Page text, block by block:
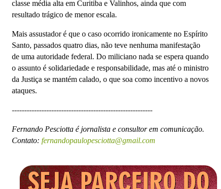
classe média alta em Curitiba e Valinhos, ainda que com
resultado trágico de menor escala.
Mais assustador é que o caso ocorrido ironicamente no Espírito
Santo, passados quatro dias, não teve nenhuma manifestação
de uma autoridade federal. Do miliciano nada se espera quando
o assunto é solidariedade e responsabilidade, mas até o ministro
da Justiça se mantém calado, o que soa como incentivo a novos
ataques.
---------------------------------------------------------
Fernando Pesciotta é jornalista e consultor em comunicação.
Contato: fernandopaulopesciotta@gmail.com